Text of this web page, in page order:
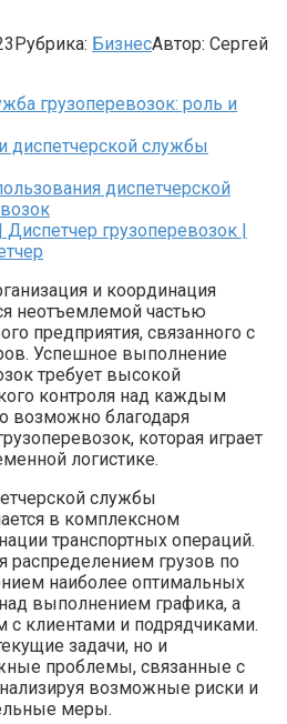
Рубрика: БизнесАвтор: Сергей
грузоперевозок: роль и
диспетчерской службы
диспетчерской
грузоперевозок |
и координация
неотъемлемой частью
предприятия, связанного с
Успешное выполнение
требует высокой
контроля над каждым
возможно благодаря
которая играет
логистике.
службы
в комплексном
транспортных операций.
распределением грузов по
наиболее оптимальных
выполнением графика, а
с клиентами и подрядчиками.
задачи, но и
проблемы, связанные с
возможные риски и
меры.